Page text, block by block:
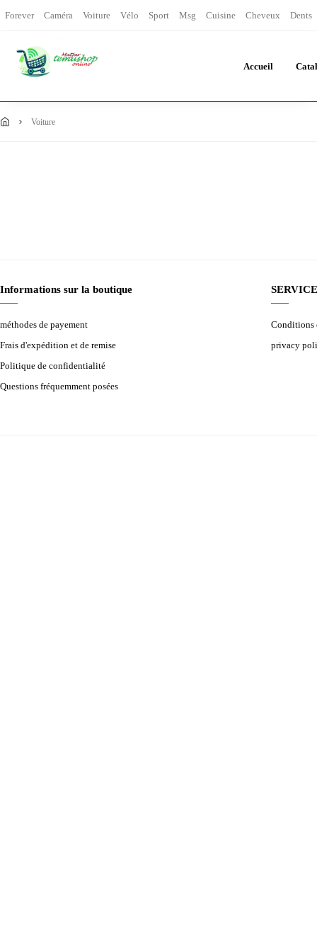
Forever Caméra Voiture Vélo Sport Msg Cuisine Cheveux Dents
Accueil
voiture
Informations sur la boutique
méthodes de payement
Frais d'expédition et de remise
Politique de confidentialité
Questions fréquemment posées
Conditions
privacy